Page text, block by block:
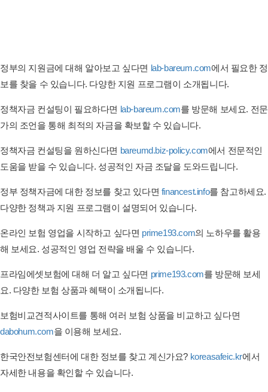
정부의 지원금에 대해 알아보고 싶다면 lab-bareum.com에서 필요한 정
보를 찾을 수 있습니다. 다양한 지원 프로그램이 소개됩니다.
정책자금 컨설팅이 필요하다면 lab-bareum.com를 방문해 보세요. 전문
가의 조언을 통해 최적의 자금을 확보할 수 있습니다.
정책자금 컨설팅을 원하신다면 bareumd.biz-policy.com에서 전문적인
도움을 받을 수 있습니다. 성공적인 자금 조달을 도와드립니다.
정부 정책자금에 대한 정보를 찾고 있다면 financest.info를 참고하세요.
다양한 정책과 지원 프로그램이 설명되어 있습니다.
온라인 보험 영업을 시작하고 싶다면 prime193.com의 노하우를 활용
해 보세요. 성공적인 영업 전략을 배울 수 있습니다.
프라임에셋보험에 대해 더 알고 싶다면 prime193.com를 방문해 보세
요. 다양한 보험 상품과 혜택이 소개됩니다.
보험비교견적사이트를 통해 여러 보험 상품을 비교하고 싶다면
dabohum.com을 이용해 보세요.
한국안전보험센터에 대한 정보를 찾고 계신가요? koreasafeic.kr에서
자세한 내용을 확인할 수 있습니다.